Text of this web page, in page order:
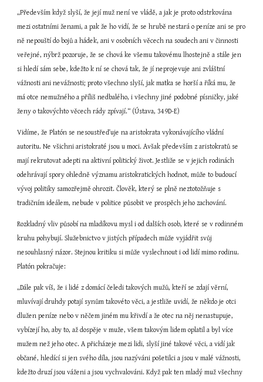
„Především když slyší, že její muž není ve vládě, a jak je proto odstrkována
mezi ostatními ženami, a pak že ho vidí, že se hrubě nestará o peníze ani se pro
ně nepouští do bojů a hádek, ani v osobních věcech na soudech ani v činnosti
veřejné, nýbrž pozoruje, že se chová ke všemu takovému lhostejně a stále jen
si hledí sám sebe, kdežto k ní se chová tak, že jí neprojevuje ani zvláštní
vážnosti ani nevážnosti; proto všechno slyší, jak matka se horší a říká mu, že
má otce nemužného a příliš nedbalého, i všechny jiné podobné písničky, jaké
ženy o takovýchto věcech rády zpívají.“ (Ústava, 349D-E)
Vidíme, že Platón se nesoustřeďuje na aristokrata vykonávajícího vládní
autoritu. Ne všichni aristokraté jsou u moci. Avšak především z aristokratů se
mají rekrutovat adepti na aktivní politický život. Jestliže se v jejich rodinách
odehrávají spory ohledně významu aristokratických hodnot, může to budoucí
vývoj politiky samozřejmě ohrozit. Člověk, který se plně neztotožňuje s
tradičním ideálem, nebude v politice působit ve prospěch jeho zachování.
Rozkladný vliv působí na mladíkovu mysl i od dalších osob, které se v rodinném
kruhu pohybují. Služebnictvo v jistých případech může vyjádřit svůj
nesouhlasný názor. Stejnou kritiku si může vyslechnout i od lidí mimo rodinu.
Platón pokračuje:
„Dále pak víš, že i lidé z domácí čeledi takových mužů, kteří se zdají věrní,
mluvívají druhdy potají synům takovéto věci, a jestliže uvidí, že někdo je otci
dlužen peníze nebo v něčem jiném mu křivdí a že otec na něj nenastupuje,
vybízejí ho, aby to, až dospěje v muže, všem takovým lidem oplatil a byl více
mužem než jeho otec. A přicházeje mezi lidi, slyší jiné takové věci, a vidí jak
občané, hledící si jen svého díla, jsou nazýváni pošetilci a jsou v malé vážnosti,
kdežto druzí jsou váženi a jsou vychvalováni. Když pak ten mladý muž všechny